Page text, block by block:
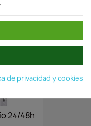
24/48h
de privacidad y cookies